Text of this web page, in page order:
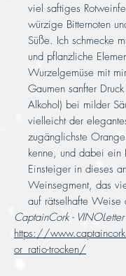
viel saftiges
würzige Bitternoten
Süße. Ich schmecke
und pflanzliche
Wurzelgemüse mit
Gaumen sanfter
Alkohol) bei milder
vielleicht der
zugänglichste
kenne, und dabei ein
Einsteiger in dieses
Weinsegment, das
auf rätselhafte Weise
CaptainCork -
https://
or_ratio-trocken/